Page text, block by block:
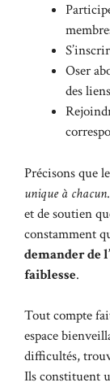
Oser
des
Précisons que
unique à chacun
et de soutien
constamment
demander de
faiblesse.
Tout compte
espace
difficultés,
Ils constituent